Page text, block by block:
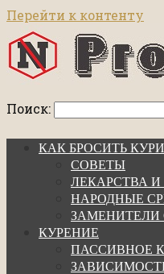
Перейти к контенту
Поиск:
КАК БРОСИТЬ
СОВЕТЫ
ЛЕКАРСТВА
НАРОДНЫЕ
ЗАМЕНИТЕЛИ
КУРЕНИЕ
ПАССИВНОЕ